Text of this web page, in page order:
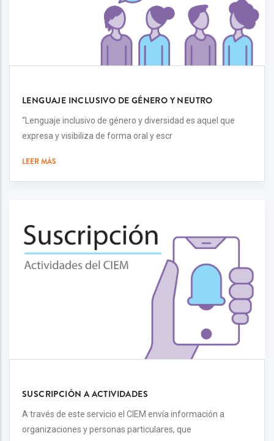
LENGUAJE INCLUSIVO DE GÉNERO Y NEUTRO
“Lenguaje inclusivo de género y diversidad es aquel que
expresa y visibiliza de forma oral y escr
LEER MÁS
SUSCRIPCIÓN A ACTIVIDADES
A través de este servicio el CIEM envía información a
organizaciones y personas particulares, que